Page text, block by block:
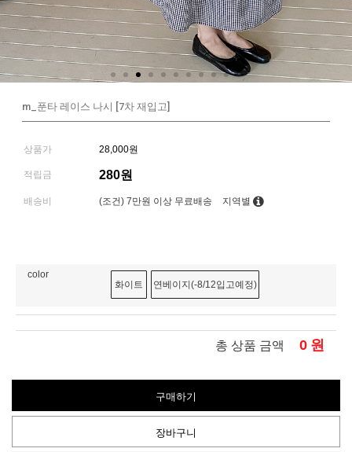
m_푼타 레이스 나시 [7차 재입고]
상품가 28,000원
적립금 280원
배송비 (조건) 7만원 이상 무료배송 지역별
color
화이트
연베이지(-8/12입고예정)
총 상품 금액 0 원
구매하기
장바구니